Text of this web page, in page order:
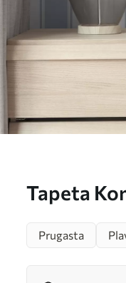
Tapeta
Prugasta